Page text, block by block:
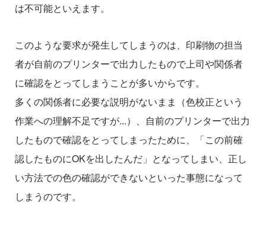
は不可能といえます。
このような要求が発生してしまうのは、印刷物の担当
者が自前のプリンターで出力したもので上司や関係者
に確認をとってしまうことが多いからです。
多くの関係者に必要な説明がないまま（色校正という
作業への理解不足ですが...）、自前のプリンターで出力
したもので確認をとってしまったために、「この前確
認したものにOKを出したんだ」となってしまい、正し
い方法での色の確認ができないといった事態になって
しまうのです。